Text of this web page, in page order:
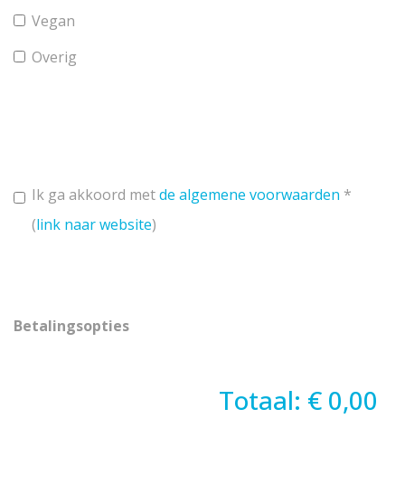
Vegan
Overig
Ik ga akkoord metde algemene voorwaarden *
(link naar website)
Betalingsopties
Totaal: € 0,00